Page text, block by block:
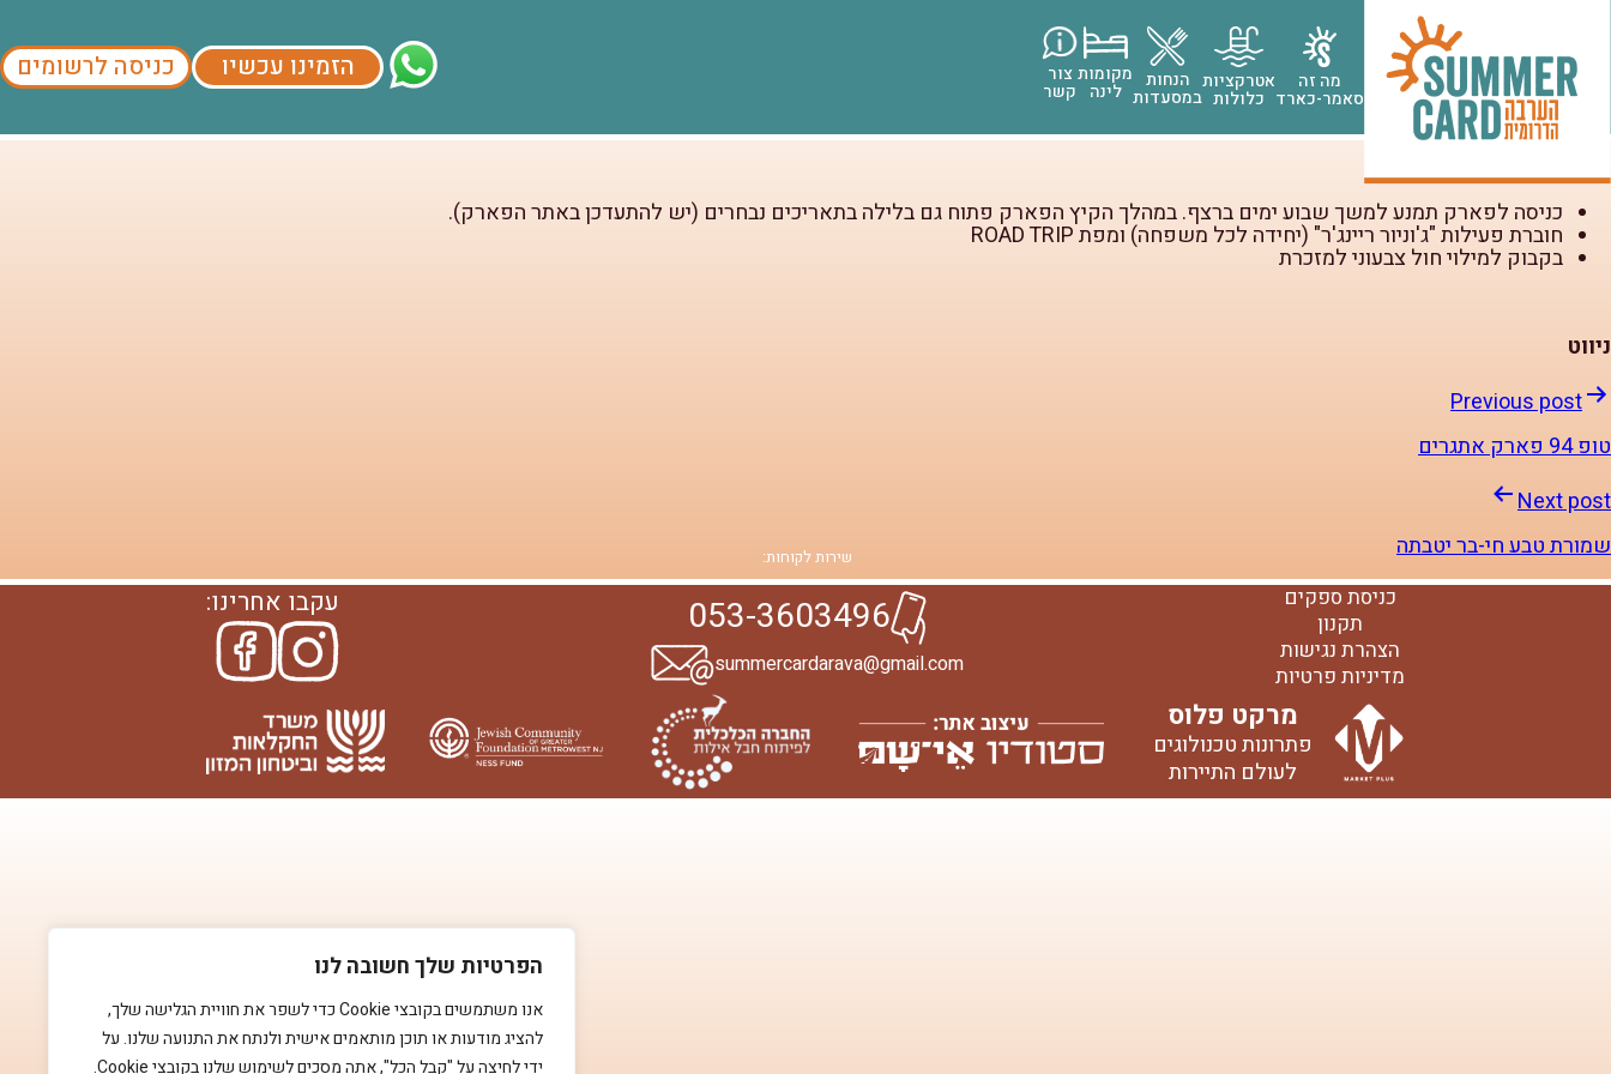
הפרטיות שלך חשובה לנו
אנו משתמשים בקובצי Cookie כדי לשפר את חוויית הגלישה שלך,
להציג מודעות או תוכן מותאמים אישית ולנתח את התנועה שלנו. על
ידי לחיצה על "קבל הכל", אתה מסכים לשימוש שלנו בקובצי Cookie.
מה זה
סאמר-כארד
אטרקציות
כלולות
הנחות
במסעדות
מקומות
לינה
צור
קשר
הזמינו עכשיו כניסה לרשומים
כניסה לפארק תמנע
פארק תמנע, מציע חוויה ייחודית בלב המדבר של טבע מרגש והיסטוריה עתיקה, עם סלעים מרהיבים וציורי קיר שנשתמרו מימי קדם.
הפארק אידיאלי לטיולי משפחות ובמקום שלל פעילויות. במתחם האגם יוכלו ליהנות הילדים ממזרקות מים להתרעננות.
כניסה לפארק תמנע למשך שבוע ימים ברצף. במהלך הקיץ הפארק פתוח גם בלילה בתאריכים נבחרים (יש להתעדכן באתר הפארק).
חוברת פעילות "ג'וניור ריינג'ר" (יחידה לכל משפחה) ומפת ROAD TRIP
בקבוק למילוי חול צבעוני למזכרת
ניווט
Previous post
טופ 94 פארק אתגרים
Next post
שמורת טבע חי-בר יטבתה
כניסת ספקים
תקנון
הצהרת נגישות
מדיניות פרטיות
שירות לקוחות:
053-3603496
summercardarava@gmail.com
עקבו אחרינו:
מרקט פלוס
פתרונות טכנולוגים
לעולם התיירות